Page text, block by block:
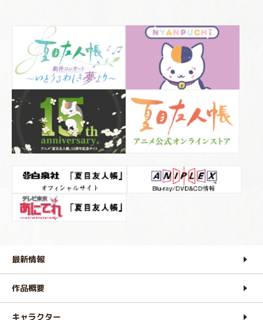
最新情報
作品概要
キャラクター